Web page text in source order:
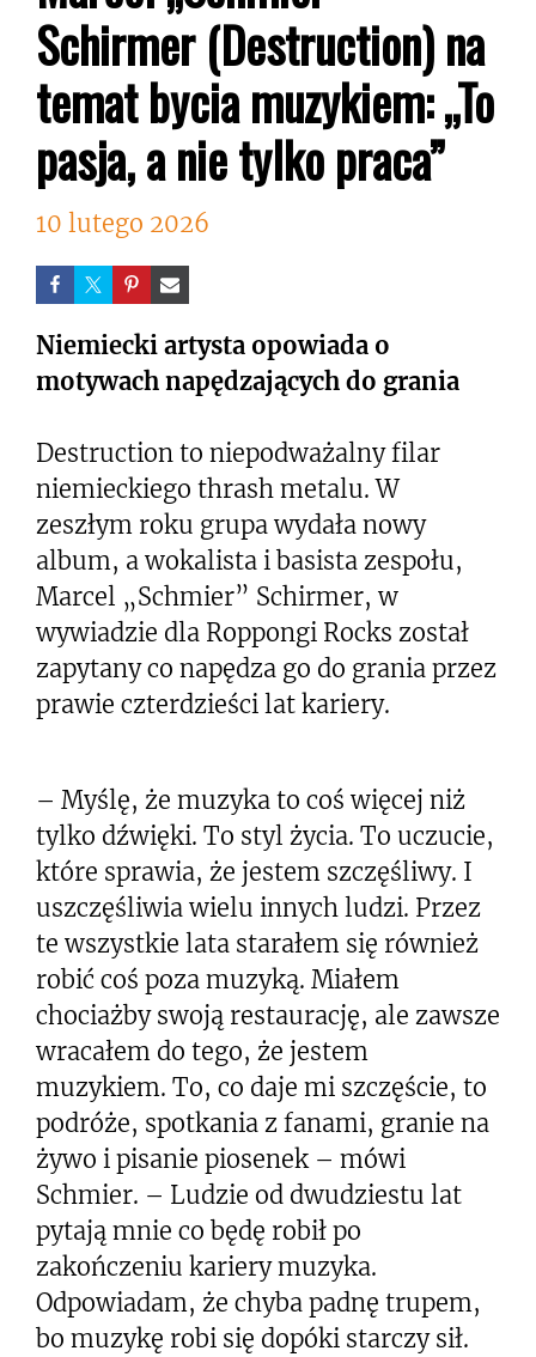
Schirmer (Destruction) na
temat bycia muzykiem: „To
pasja, a nie tylko praca”
10 lutego 2026
Niemiecki artysta opowiada o
motywach napędzających do grania
Destruction to niepodważalny filar
niemieckiego thrash metalu. W
zeszłym roku grupa wydała nowy
album, a wokalista i basista zespołu,
Marcel „Schmier” Schirmer, w
wywiadzie dla Roppongi Rocks został
zapytany co napędza go do grania przez
prawie czterdzieści lat kariery.
– Myślę, że muzyka to coś więcej niż
tylko dźwięki. To styl życia. To uczucie,
które sprawia, że jestem szczęśliwy. I
uszczęśliwia wielu innych ludzi. Przez
te wszystkie lata starałem się również
robić coś poza muzyką. Miałem
chociażby swoją restaurację, ale zawsze
wracałem do tego, że jestem
muzykiem. To, co daje mi szczęście, to
podróże, spotkania z fanami, granie na
żywo i pisanie piosenek – mówi
Schmier. – Ludzie od dwudziestu lat
pytają mnie co będę robił po
zakończeniu kariery muzyka.
Odpowiadam, że chyba padnę trupem,
bo muzykę robi się dopóki starczy sił.